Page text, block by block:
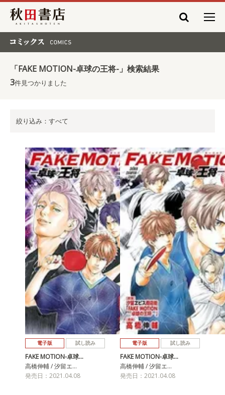
秋田書店
「FAKE MOTION-卓球の王将-」検索結果
3件見つかりました
絞り込み：すべて
電子版 試し読み
FAKE MOTION-卓球…
高橋伸輔 / 汐留エ…
発売日：2021.04.08
電子版 試し読み
FAKE MOTION-卓球…
高橋伸輔 / 汐留エ…
発売日：2021.04.08